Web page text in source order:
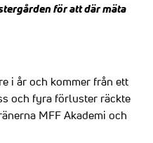
för att där mäta
i år och kommer från ett
och fyra förluster räckte
MFF Akademi och